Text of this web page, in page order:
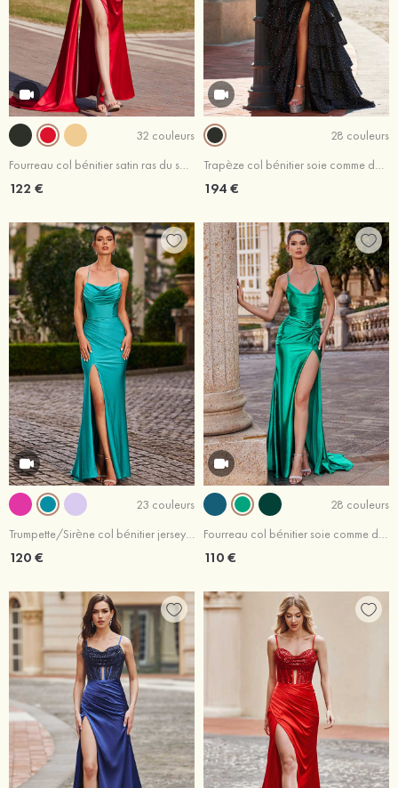
32 couleurs
Fourreau col bénitier satin ras du sol robe de bal
122 €
28 couleurs
Trapèze col bénitier soie comme du satin traîne balayage robe de bal avec strass thermocollant plissé
194 €
23 couleurs
Trumpette/Sirène col bénitier jersey traîne balayage robe de bal
120 €
28 couleurs
Fourreau col bénitier soie comme du satin traîne balayage robe de bal
110 €